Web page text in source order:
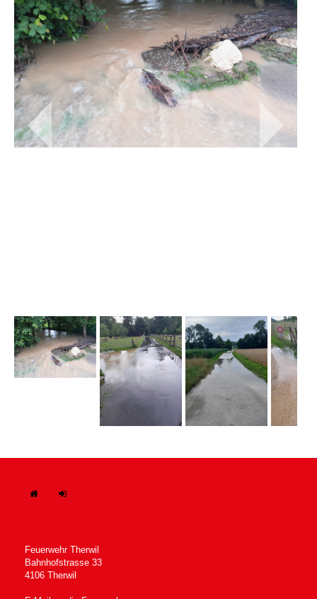
Feuerwehr Therwil
Bahnhofstrasse 33
4106 Therwil